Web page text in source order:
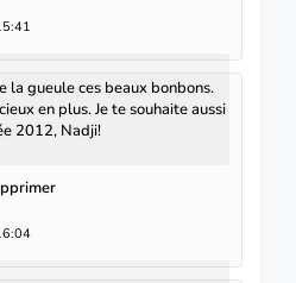
la gueule ces beaux bonbons.
en plus. Je te souhaite aussi
2012, Nadji!